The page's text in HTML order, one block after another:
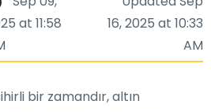
at 11:58
16, 2025 at 10:33
AM
bir zamandır, altın